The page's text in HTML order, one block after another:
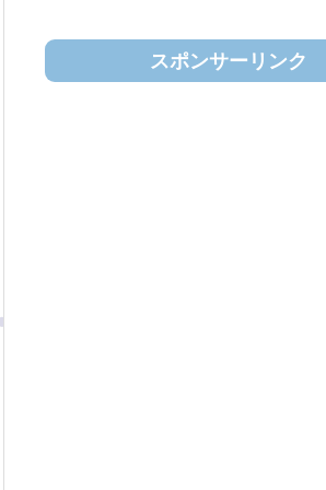
スポンサーリンク